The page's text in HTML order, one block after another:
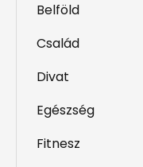
Belföld
Család
Divat
Egészség
Fitnesz